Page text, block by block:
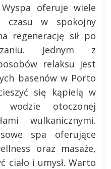
oferuje wiele
czasu w spokojny
regenerację sił po
Jednym z
relaksu jest
basenów w Porto
się kąpielą w
wodzie otoczonej
wulkanicznymi.
spa oferujące
oraz masaże,
ciało i umysł. Warto